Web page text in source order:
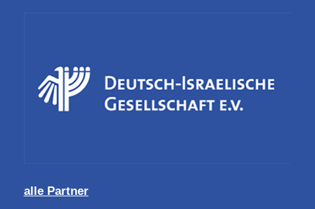
alle Partner